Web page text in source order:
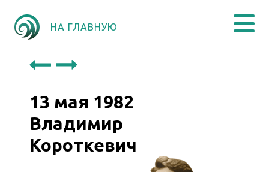
НА ГЛАВНУЮ
13 мая 1982
Владимир
Короткевич